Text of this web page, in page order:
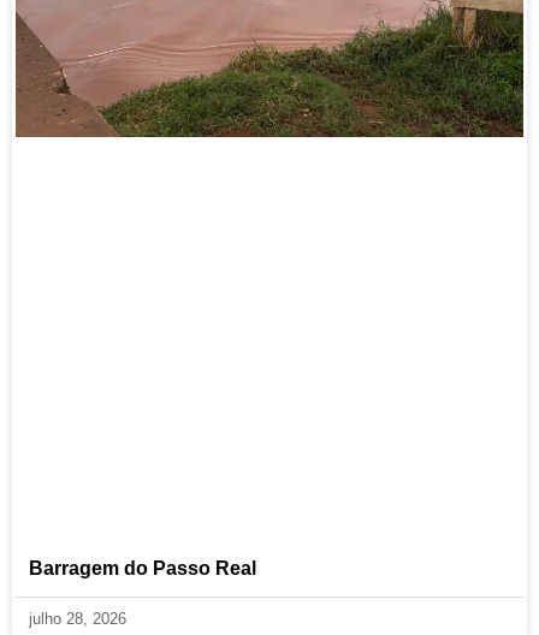
Barragem do Passo Real
julho 28, 2026